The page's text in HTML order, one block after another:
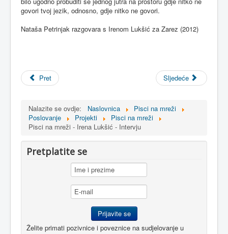
govori tvoj jezik, odnosno, gdje nitko ne govori.
Nataša Petrinjak razgovara s Irenom Lukšić za Zarez (2012)
Pret Sljedeće
Nalazite se ovdje: Naslovnica
Pisci na mreži
Poslovanje
Projekti
Pisci na mreži
Pisci na mreži - Irena Lukšić - Intervju
Pretplatite se
Želite primati pozivnice i poveznice na sudjelovanje u